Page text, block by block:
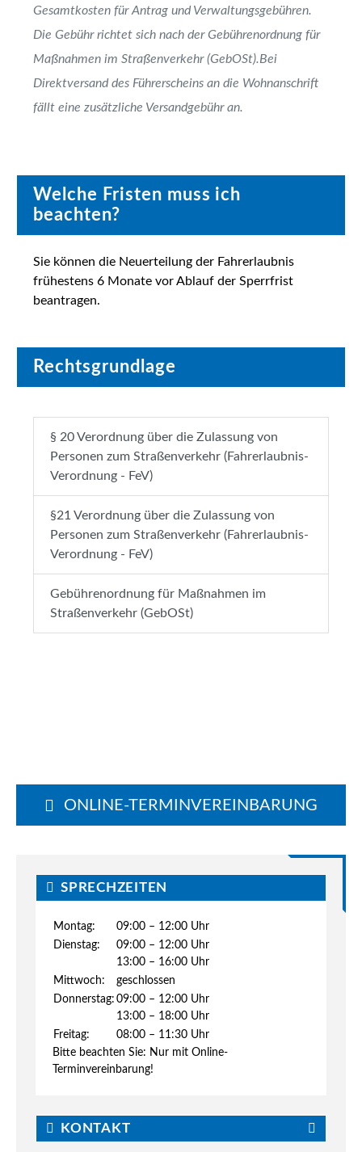
Gesamtkosten für Antrag und Verwaltungsgebühren.
Die Gebühr richtet sich nach der Gebührenordnung für
Maßnahmen im Straßenverkehr (GebOSt).Bei
Direktversand des Führerscheins an die Wohnanschrift
fällt eine zusätzliche Versandgebühr an.
Welche Fristen muss ich
beachten?
Sie können die Neuerteilung der Fahrerlaubnis
frühestens 6 Monate vor Ablauf der Sperrfrist
beantragen.
Rechtsgrundlage
§ 20 Verordnung über die Zulassung von
Personen zum Straßenverkehr (Fahrerlaubnis-
Verordnung - FeV)
§21 Verordnung über die Zulassung von
Personen zum Straßenverkehr (Fahrerlaubnis-
Verordnung - FeV)
Gebührenordnung für Maßnahmen im
Straßenverkehr (GebOSt)
BI BI-CALENDAR2-DATE
ONLINE-TERMINVEREINBARUNG
SPRECHZEITEN
Montag:
09:00 – 12:00 Uhr
Dienstag:
09:00 – 12:00 Uhr
13:00 – 16:00 Uhr
Mittwoch:
geschlossen
Donnerstag: 09:00 – 12:00 Uhr
13:00 – 18:00 Uhr
Freitag:
08:00 – 11:30 Uhr
Bitte beachten Sie: Nur mit Online-
Terminvereinbarung!
KONTAKT